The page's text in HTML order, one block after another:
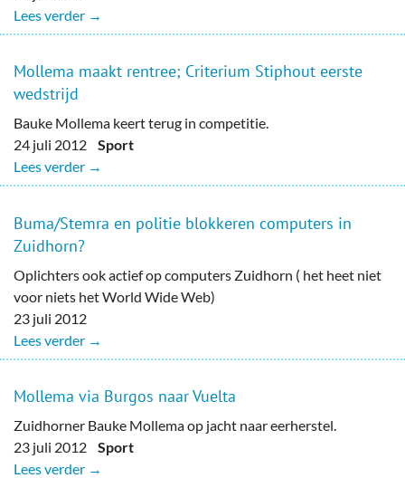
Lees verder →
Mollema maakt rentree; Criterium Stiphout eerste
wedstrijd
Bauke Mollema keert terug in competitie.
24 juli 2012 Sport
Lees verder →
Buma/Stemra en politie blokkeren computers in
Zuidhorn?
Oplichters ook actief op computers Zuidhorn ( het heet niet
voor niets het World Wide Web)
23 juli 2012
Lees verder →
Mollema via Burgos naar Vuelta
Zuidhorner Bauke Mollema op jacht naar eerherstel.
23 juli 2012 Sport
Lees verder →